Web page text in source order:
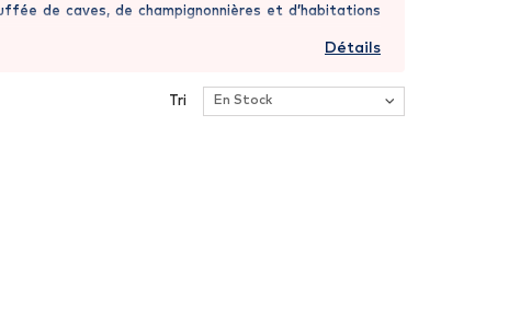
de caves, de champignonnières et d’habitations
ses appellations. Saumur connût son heure de
Détails
Tri En Stock